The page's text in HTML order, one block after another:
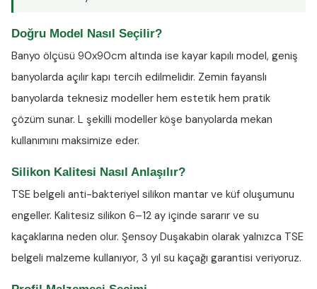
Doğru Model Nasıl Seçilir?
Banyo ölçüsü 90x90cm altında ise kayar kapılı model, geniş
banyolarda açılır kapı tercih edilmelidir. Zemin fayanslı
banyolarda teknesiz modeller hem estetik hem pratik
çözüm sunar. L şekilli modeller köşe banyolarda mekan
kullanımını maksimize eder.
Silikon Kalitesi Nasıl Anlaşılır?
TSE belgeli anti-bakteriyel silikon mantar ve küf oluşumunu
engeller. Kalitesiz silikon 6–12 ay içinde sararır ve su
kaçaklarına neden olur. Şensoy Duşakabin olarak yalnızca TSE
belgeli malzeme kullanıyor, 3 yıl su kaçağı garantisi veriyoruz.